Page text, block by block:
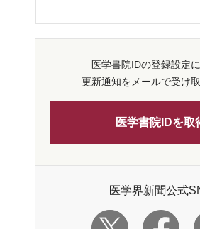
医学書院IDの登録設定に
更新通知をメールで受け取
医学書院IDを取
医学界新聞公式